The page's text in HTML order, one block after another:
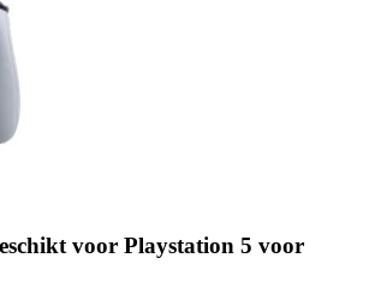
voor Playstation 5 voor